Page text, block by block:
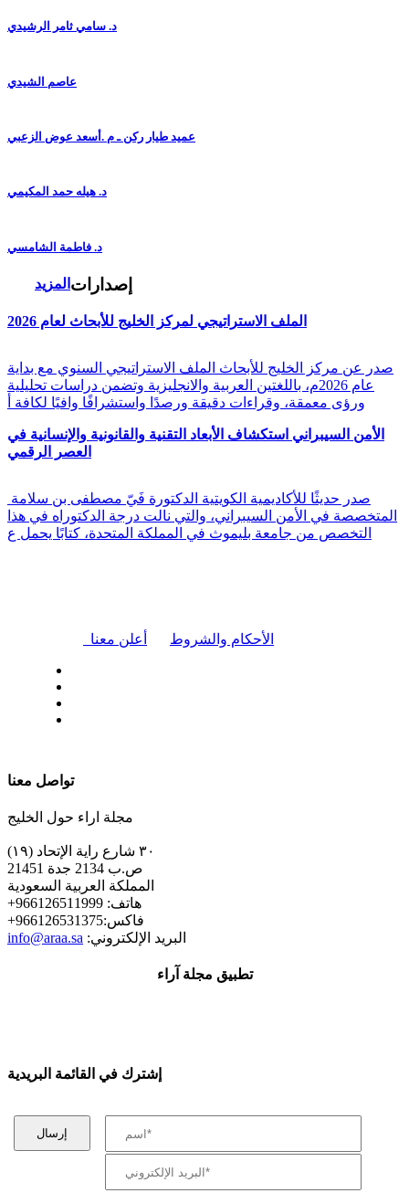
د. سامي ثامر الرشيدي
عاصم الشيدي
عميد طيار ركن ـ م .أسعد عوض الزعبي
د. هيله حمد المكيمي
د. فاطمة الشامسي
المزيد إصدارات
الملف الاستراتيجي لمركز الخليج للأبحاث لعام 2026
صدر عن مركز الخليج للأبحاث الملف الاستراتيجي السنوي مع بداية
عام 2026م، باللغتين العربية والانجليزية وتضمن دراسات تحليلية
ورؤى معمقة، وقراءات دقيقة ورصدًا واستشرافًا وافيًا لكافة أ
الأمن السيبراني استكشاف الأبعاد التقنية والقانونية والإنسانية في
العصر الرقمي
المتخصصة في الأمن السيبراني، والتي نالت درجة الدكتوراه في هذا
التخصص من جامعة بليموث في المملكة المتحدة، كتابًا يحمل ع
أعلن معنا الأحكام والشروط
تواصل معنا
مجلة اراء حول الخليج
٣٠ شارع راية الإتحاد (١٩)
ص.ب 2134 جدة 21451
المملكة العربية السعودية
+هاتف: 966126511999
+فاكس:966126531375
info@araa.sa :البريد الإلكتروني
تطبيق مجلة آراء
إشترك في القائمة البريدية